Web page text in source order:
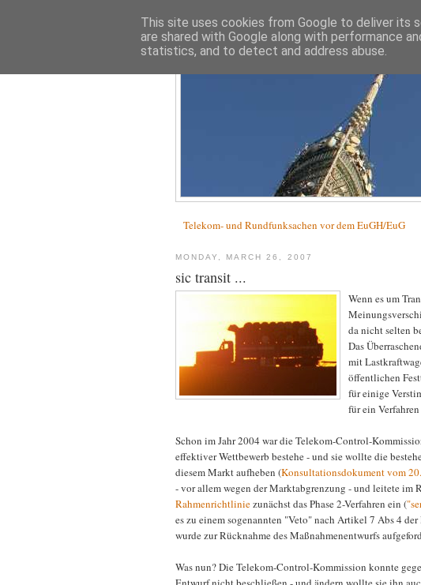
Telekom- und Rundfunksachen vor dem EuGH/EuG
MONDAY, MARCH 26, 2007
sic transit ...
Wenn es um
da nicht selten
Das
mit
öffentlichen
für einige
für ein
Schon im Jahr 2004 war die Telekom-Control-
effektiver Wettbewerb bestehe - und sie wollte die
diesem Markt aufheben (Konsultationsdokument vom
- vor allem wegen der Marktabgrenzung - und leitete im
Rahmenrichtliniezunächst das Phase 2-Verfahren ein (
es zu einem sogenannten "Veto" nach Artikel 7 Abs 4
wurde zur Rücknahme des Maßnahmenentwurfs
Was nun? Die Telekom-Control-Kommission konnte
This site uses cookies from Google to deliver its
are shared with Google along with performance
statistics, and to detect and address abuse.